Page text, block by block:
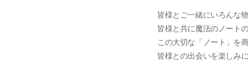
皆様とご一緒にいろんな
皆様と共に魔法のノート
この大切な「ノート」を
皆様との出会いを楽しみ